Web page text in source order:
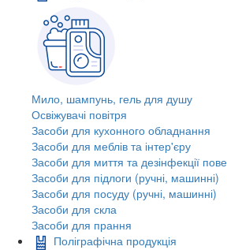
Мило, шампунь, гель для душу
Освіжувачі повітря
Засоби для кухонного обладнання
Засоби для меблів та інтер'єру
Засоби для миття та дезінфекції
Засоби для підлоги (ручні, машинні)
Засоби для посуду (ручні, машинні)
Засоби для скла
Засоби для прання
Поліграфічна продукція